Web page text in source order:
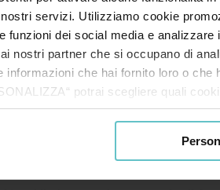
servizi. Utilizziamo cookie
funzioni dei social media e
nostri partner che si occupano di
informazioni che hai fornito loro o
potrai scegliere quali
il funzionamento del sito.
ti invitiamo a consultare le
nel limite massimo annuale di 4
del 10% nel limite massimo
alla realizzazione di prodotti o
o processo di produzione nuovo o
o un servizio o un processo
piano delle caratteristiche
elementi sostanziali rilevanti nei